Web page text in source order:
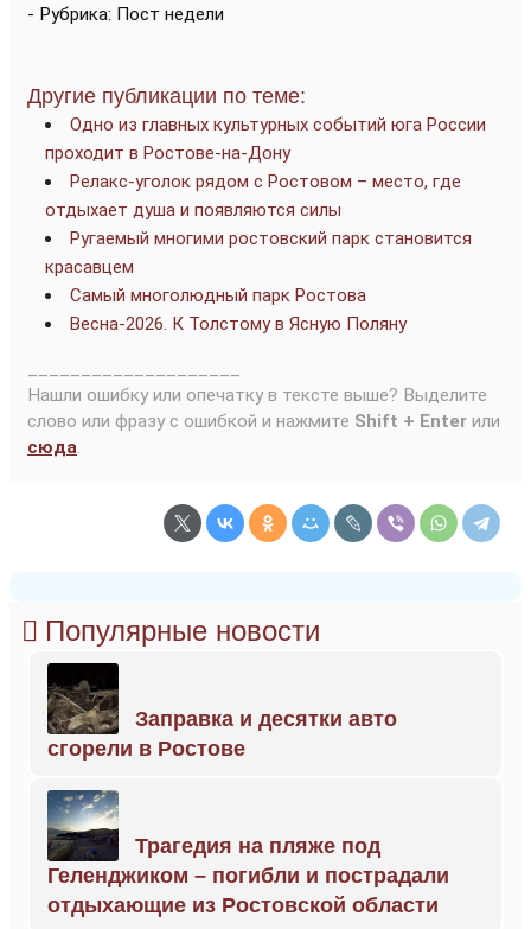
- Рубрика: Пост недели
Другие публикации по теме:
Одно из главных культурных событий юга России
проходит в Ростове-на-Дону
Релакс-уголок рядом с Ростовом – место, где
отдыхает душа и появляются силы
Ругаемый многими ростовский парк становится
красавцем
Самый многолюдный парк Ростова
Весна-2026. К Толстому в Ясную Поляну
Нашли ошибку или опечатку в тексте выше? Выделите
слово или фразу с ошибкой и нажмите Shift + Enter или
сюда.
Популярные новости
Заправка и десятки авто
сгорели в Ростове
Трагедия на пляже под
Геленджиком – погибли и пострадали
отдыхающие из Ростовской области